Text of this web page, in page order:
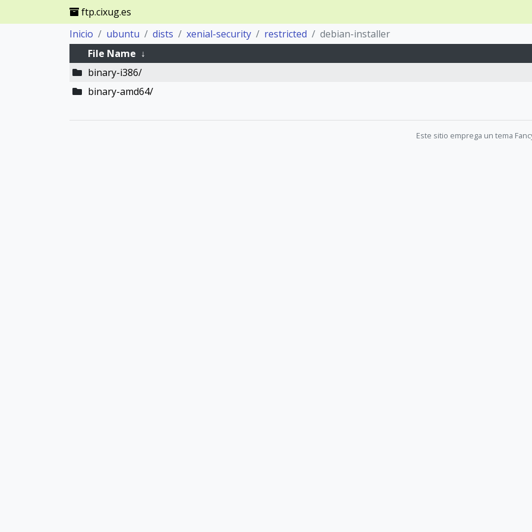
ftp.cixug.es
Inicio
ubuntu dists xenial-security restricted
debian-installer
File Name ↓
binary-i386/
binary-amd64/
Este sitio emprega un tema